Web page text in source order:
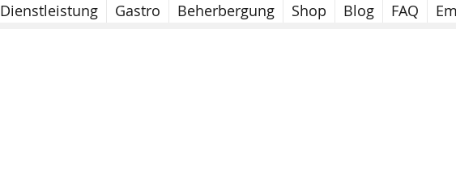
Dienstleistung Gastro Beherbergung Shop Blog FAQ